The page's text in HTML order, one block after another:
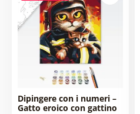
Dipingere con i numeri –
Gatto eroico con gattino